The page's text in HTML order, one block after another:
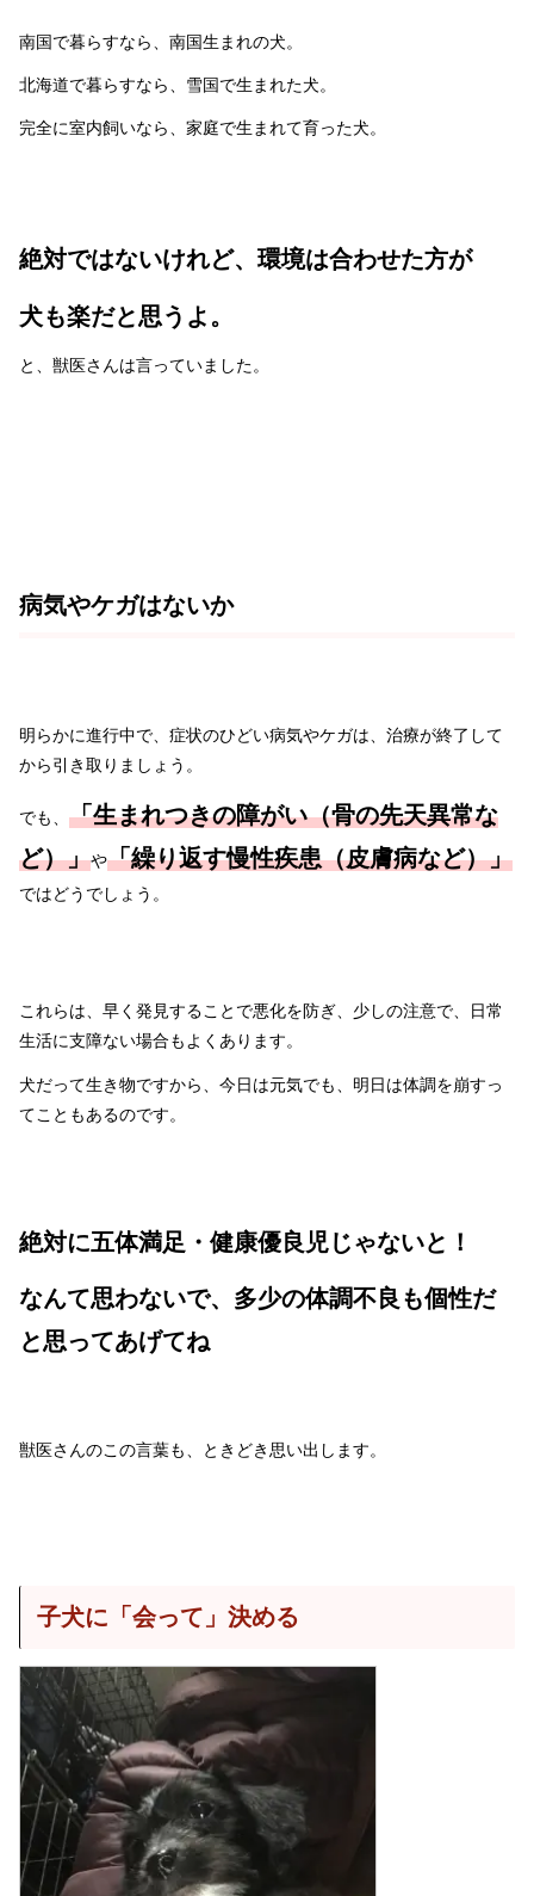
南国で暮らすなら、南国生まれの犬。
北海道で暮らすなら、雪国で生まれた犬。
完全に室内飼いなら、家庭で生まれて育った犬。
絶対ではないけれど、環境は合わせた方が
犬も楽だと思うよ。
と、獣医さんは言っていました。
病気やケガはないか
明らかに進行中で、症状のひどい病気やケガは、治療が終了して
から引き取りましょう。
でも、 「生まれつきの障がい（骨の先天異常な
ど）」や「繰り返す慢性疾患（皮膚病など）」
ではどうでしょう。
これらは、早く発見することで悪化を防ぎ、少しの注意で、日常
生活に支障ない場合もよくあります。
犬だって生き物ですから、今日は元気でも、明日は体調を崩すっ
てこともあるのです。
絶対に五体満足・健康優良児じゃないと！
なんて思わないで、多少の体調不良も個性だ
と思ってあげてね
獣医さんのこの言葉も、ときどき思い出します。
子犬に「会って」決める